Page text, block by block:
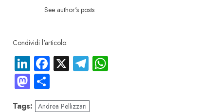
See author's posts
Condividi l'articolo:
LinkedIn
Facebook
X Telegram
Mastodon
Tags: Andrea Pellizzari